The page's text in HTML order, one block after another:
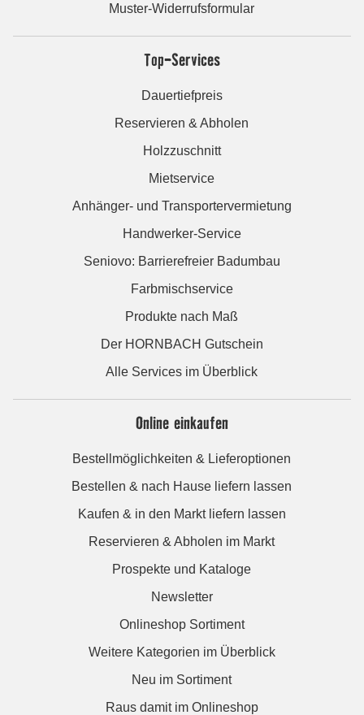
Muster-Widerrufsformular
Top-Services
Dauertiefpreis
Reservieren & Abholen
Holzzuschnitt
Mietservice
Anhänger- und Transportervermietung
Handwerker-Service
Seniovo: Barrierefreier Badumbau
Farbmischservice
Produkte nach Maß
Der HORNBACH Gutschein
Alle Services im Überblick
Online einkaufen
Bestellmöglichkeiten & Lieferoptionen
Bestellen & nach Hause liefern lassen
Kaufen & in den Markt liefern lassen
Reservieren & Abholen im Markt
Prospekte und Kataloge
Newsletter
Onlineshop Sortiment
Weitere Kategorien im Überblick
Neu im Sortiment
Raus damit im Onlineshop